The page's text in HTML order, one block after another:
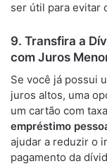
ser útil para evitar
9. Transfira a
com Juros
Se você já possui
juros altos, uma
um cartão com
empréstimo
ajudar a reduzir o
pagamento da